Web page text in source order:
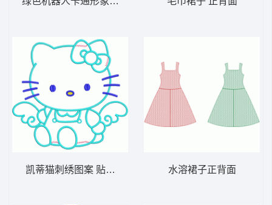
凯蒂猫刺绣图案 贴布天使凯蒂猫 水溶裙子正背面